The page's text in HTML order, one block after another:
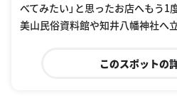
べてみたい」と思ったお店へもう1
美山民俗資料館や知井八幡神社へ
このスポットの